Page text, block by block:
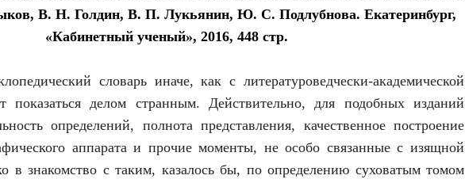
В. Н. Голдин, В. П. Лукьянин, Ю. С. Подлубнова. Екатеринбург,
«Кабинетный ученый», 2016, 448 стр.
словарь иначе, как с литературоведчески-академической
показаться делом странным. Действительно, для подобных изданий
определений, полнота представления, качественное построение
аппарата и прочие моменты, не особо связанные с изящной
в знакомство с таким, казалось бы, по определению суховатым томом